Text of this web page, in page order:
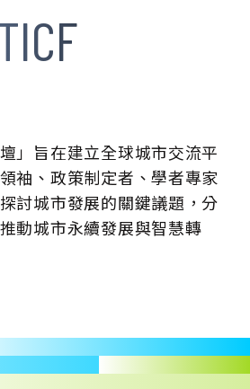
」旨在建立全球城市交流平
袖、政策制定者、學者專家
討城市發展的關鍵議題，分
動城市永續發展與智慧轉